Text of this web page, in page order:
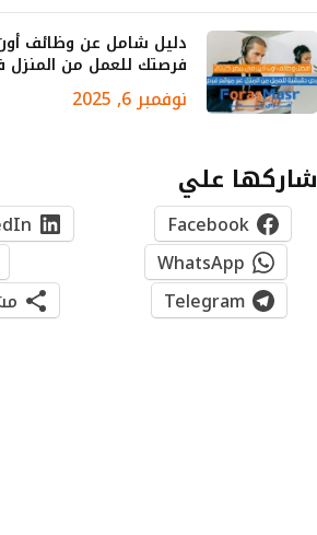
دليل شامل عن وظائف
فرصتك للعمل من المنزل في
نوفمبر 6, 2025
شاركها علي
Facebook
WhatsApp
Telegram